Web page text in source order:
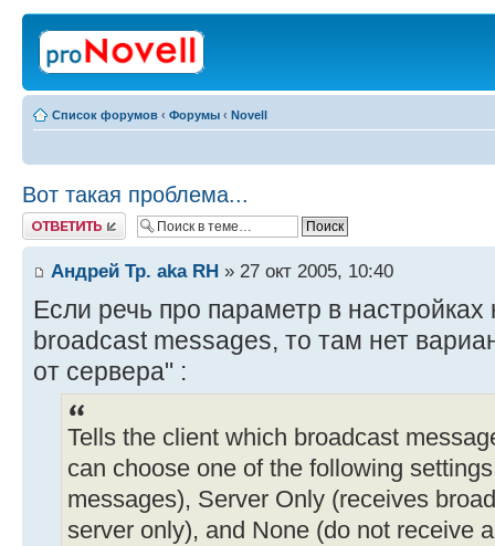
Список форумов ‹ Форумы ‹ Novell
Вот такая проблема...
Ответить
Андрей Тр. aka RH » 27 окт 2005, 10:40
Если речь про параметр в
broadcast messages, то там нет
от сервера" :
Tells the client which broadcast
can choose one of the following
messages), Server Only (receives
server only), and None (do not receive